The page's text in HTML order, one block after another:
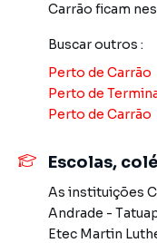
Na Imobiliária Xavier
alugar seu imóvel
São Paulo,
porque temos uma
produzir campanhas
tendo como
alugar seu imóvel
time de
central de
Carrão ficam
Buscar outros :
Perto de Carrão
Perto de
Perto de Carrão
Escolas,
As instituições
Andrade -
Etec Martin